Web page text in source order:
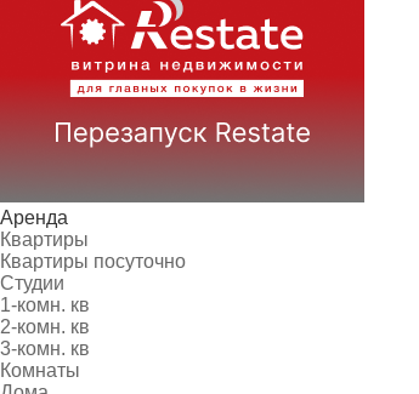
Аренда
Квартиры
Квартиры посуточно
Студии
1-комн. кв
2-комн. кв
3-комн. кв
Комнаты